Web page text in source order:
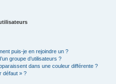
puis-je en rejoindre un ?
groupe d’utilisateurs ?
dans une couleur différente ?
défaut » ?